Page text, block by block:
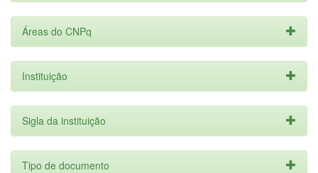
Áreas do CNPq
Instituição
Sigla da instituição
Tipo de documento